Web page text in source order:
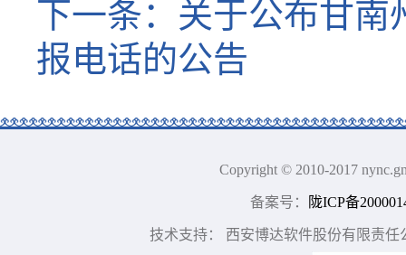
下一条： 关于公布甘南
报电话的公告
Copyright © 2010-2017
备案号： 陇ICP备
技术支持： 西安博达软件股份有限责